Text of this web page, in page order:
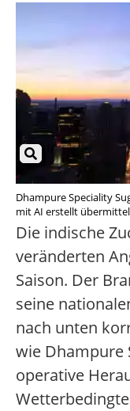
Dhampure Speciality
mit AI erstellt
Die indische
veränderten
Saison. Der
seine
nach unten
wie Dhampure
operative